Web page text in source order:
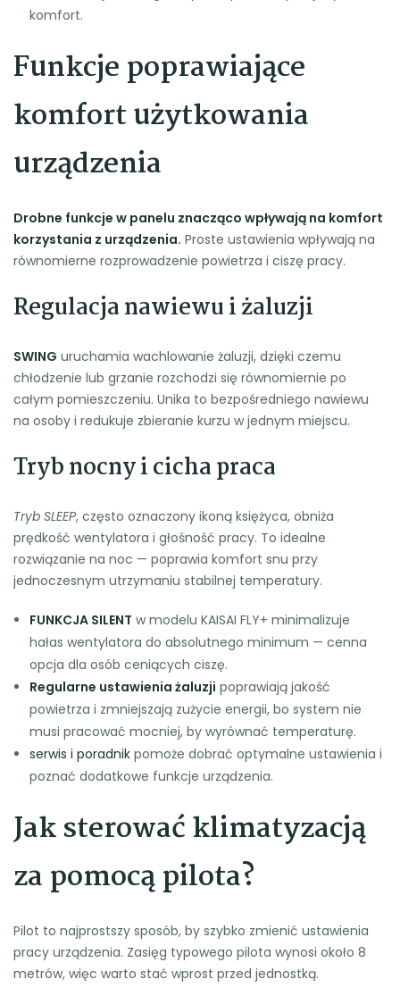
komfort.
Funkcje poprawiające
komfort użytkowania
urządzenia
Drobne funkcje w panelu znacząco wpływają na komfort
korzystania z urządzenia. Proste ustawienia wpływają na
równomierne rozprowadzenie powietrza i ciszę pracy.
Regulacja nawiewu i żaluzji
SWING uruchamia wachlowanie żaluzji, dzięki czemu
chłodzenie lub grzanie rozchodzi się równomiernie po
całym pomieszczeniu. Unika to bezpośredniego nawiewu
na osoby i redukuje zbieranie kurzu w jednym miejscu.
Tryb nocny i cicha praca
Tryb SLEEP, często oznaczony ikoną księżyca, obniża
prędkość wentylatora i głośność pracy. To idealne
rozwiązanie na noc — poprawia komfort snu przy
jednoczesnym utrzymaniu stabilnej temperatury.
FUNKCJA SILENT w modelu KAISAI FLY+ minimalizuje
hałas wentylatora do absolutnego minimum — cenna
opcja dla osób ceniących ciszę.
Regularne ustawienia żaluzji poprawiają jakość
powietrza i zmniejszają zużycie energii, bo system nie
musi pracować mocniej, by wyrównać temperaturę.
serwis i poradnik pomoże dobrać optymalne ustawienia i
poznać dodatkowe funkcje urządzenia.
Jak sterować klimatyzacją
za pomocą pilota?
Pilot to najprostszy sposób, by szybko zmienić ustawienia
pracy urządzenia. Zasięg typowego pilota wynosi około 8
metrów, więc warto stać wprost przed jednostką.